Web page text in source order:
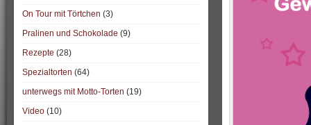
On Tour mit Törtchen (3)
Pralinen und Schokolade (9)
Rezepte (28)
Spezialtorten (64)
unterwegs mit Motto-Torten (19)
Video (10)